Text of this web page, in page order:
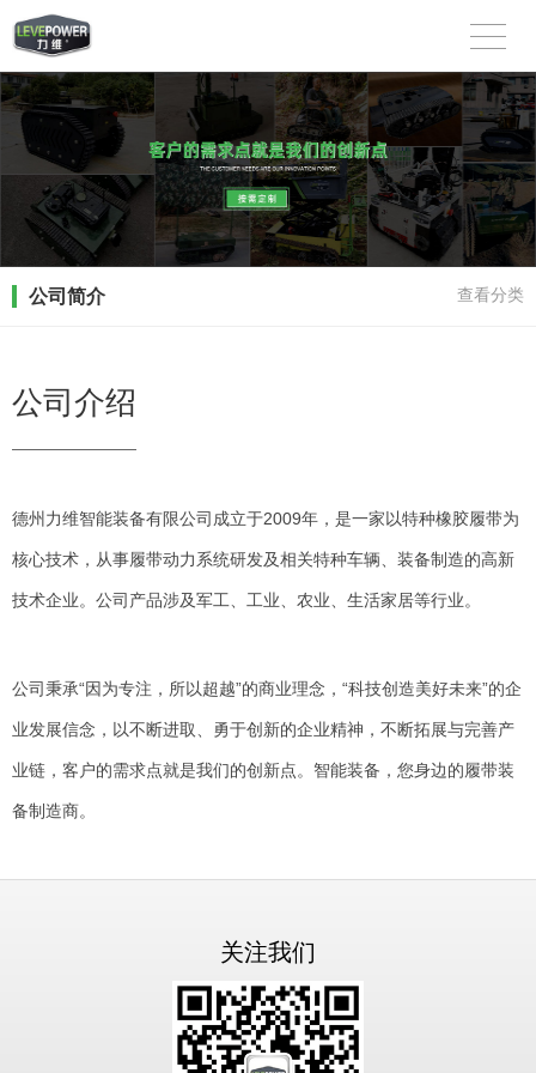
公司简介 查看分类
公司介绍
德州力维智能装备有限公司成立于2009年，是一家以特种橡胶履带为
核心技术，从事履带动力系统研发及相关特种车辆、装备制造的高新
技术企业。公司产品涉及军工、工业、农业、生活家居等行业。
公司秉承“因为专注，所以超越”的商业理念，“科技创造美好未来”的企
业发展信念，以不断进取、勇于创新的企业精神，不断拓展与完善产
业链，客户的需求点就是我们的创新点。智能装备，您身边的履带装
备制造商。
关注我们